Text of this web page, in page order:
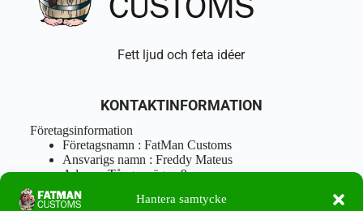
Hantera samtycke
Fett ljud och feta idéer
KONTAKTINFORMATION
Företagsinformation
Företagsnamn : FatMan Customs
Ansvarigs namn : Freddy Mateus
Adress : Tångenvägen 9
Postnr : 417 46 Göteborg
Tel : 0762919666